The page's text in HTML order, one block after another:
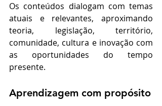
Os conteúdos dialogam com temas
atuais e relevantes, aproximando
teoria, legislação, território,
comunidade, cultura e inovação com
as oportunidades do tempo
presente.
Aprendizagem com propósito